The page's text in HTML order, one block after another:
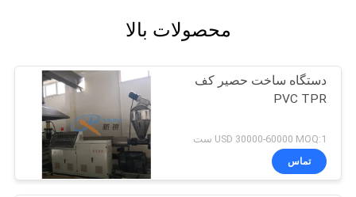
محصولات بالا
دستگاه ساخت حصیر کف
PVC TPR
USD 30000-60000 MOQ:1 ست
تماس